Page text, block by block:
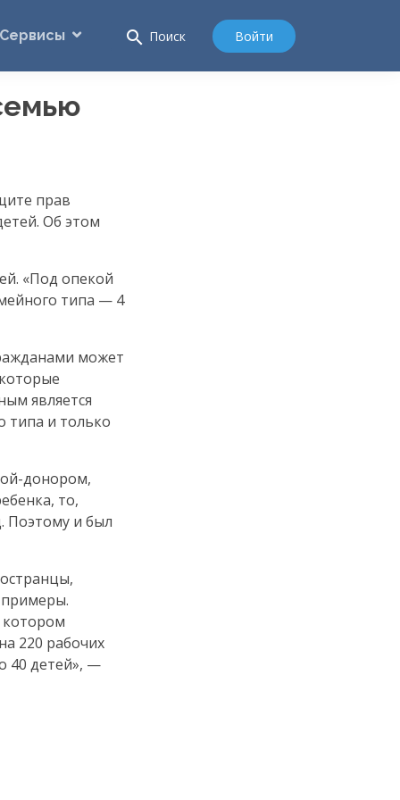
Сервисы search Поиск Войти
прав
Об этом
«Под опекой
типа — 4
может
является
типа и только
донором,
то,
Поэтому и был
,
котором
220 рабочих
40 детей», —